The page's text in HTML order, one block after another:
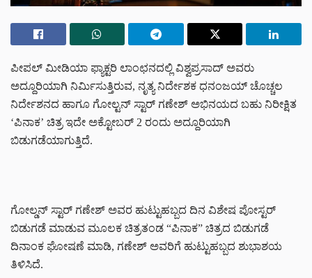
ಪೀಪಲ್ ಮೀಡಿಯಾ ಫ್ಯಾಕ್ಟರಿ ಲಾಂಛನದಲ್ಲಿ ವಿಶ್ವಪ್ರಸಾದ್ ಅವರು
ಅದ್ದೂರಿಯಾಗಿ ನಿರ್ಮಿಸುತ್ತಿರುವ, ನೃತ್ಯ ನಿರ್ದೇಶಕ ಧನಂಜಯ್ ಚೊಚ್ಚಲ
ನಿರ್ದೇಶನದ ಹಾಗೂ ಗೋಲ್ಟನ್ ಸ್ಟಾರ್ ಗಣೇಶ್‍ ಅಭಿನಯದ ಬಹು ನಿರೀಕ್ಷಿತ
‘ಪಿನಾಕ’ ಚಿತ್ರ ಇದೇ ಅಕ್ಟೋಬರ್ 2 ರಂದು ಅದ್ದೂರಿಯಾಗಿ
ಬಿಡುಗಡೆಯಾಗುತ್ತಿದೆ.
ಗೋಲ್ಡನ್ ಸ್ಟಾರ್ ಗಣೇಶ್ ಅವರ ಹುಟ್ಟುಹಬ್ಬದ ದಿನ ವಿಶೇಷ ಪೋಸ್ಟರ್
ಬಿಡುಗಡೆ ಮಾಡುವ ಮೂಲಕ ಚಿತ್ರತಂಡ “ಪಿನಾಕ” ಚಿತ್ರದ ಬಿಡುಗಡೆ
ದಿನಾಂಕ ಘೋಷಣೆ ಮಾಡಿ, ಗಣೇಶ್ ಅವರಿಗೆ ಹುಟ್ಟುಹಬ್ಬದ ಶುಭಾಶಯ
ತಿಳಿಸಿದೆ.